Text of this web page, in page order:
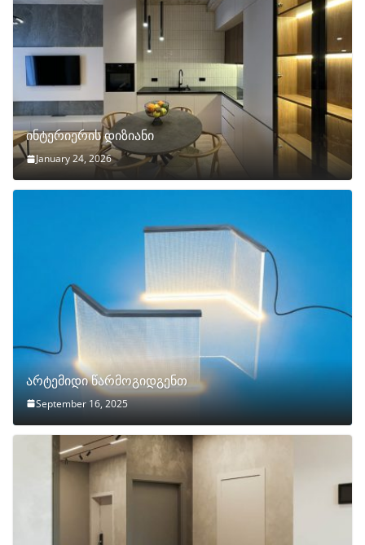
ინტერიერის დიზიანი
January 24, 2026
არტემიდი წარმოგიდგენთ
September 16, 2025